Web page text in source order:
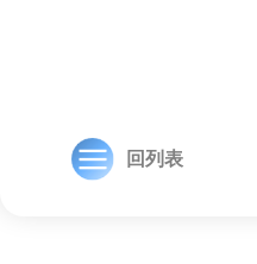
回列表